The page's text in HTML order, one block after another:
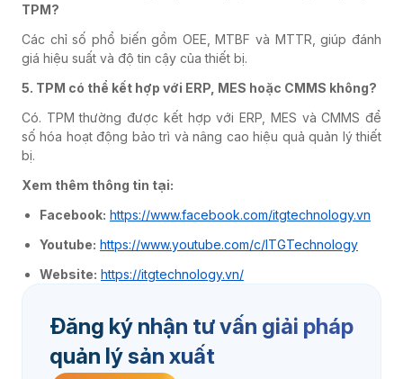
TPM?
Các chỉ số phổ biến gồm OEE, MTBF và MTTR, giúp đánh
giá hiệu suất và độ tin cậy của thiết bị.
5. TPM có thể kết hợp với ERP, MES hoặc CMMS không?
Có. TPM thường được kết hợp với ERP, MES và CMMS để
số hóa hoạt động bảo trì và nâng cao hiệu quả quản lý thiết
bị.
Xem thêm thông tin tại:
Facebook: https://www.facebook.com/itgtechnology.vn
Youtube: https://www.youtube.com/c/ITGTechnology
Website: https://itgtechnology.vn/
Đăng ký nhận tư vấn giải pháp
quản lý sản xuất